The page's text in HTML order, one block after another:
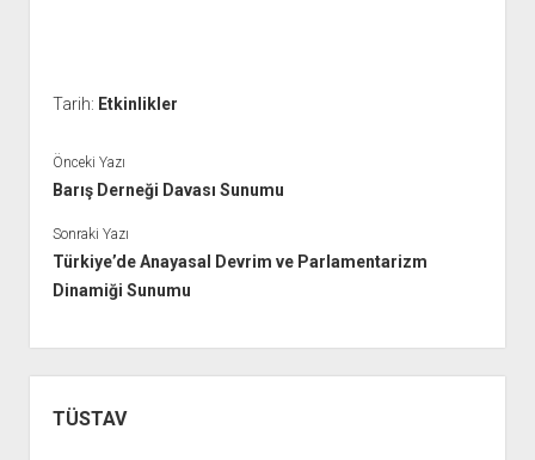
Tarih: Etkinlikler
Önceki Yazı
Barış Derneği Davası Sunumu
Sonraki Yazı
Türkiye’de Anayasal Devrim ve Parlamentarizm
Dinamiği Sunumu
Menü
TÜSTAV